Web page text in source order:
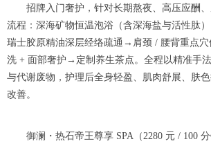
招牌入门奢护，针对长期熬夜、高压应酬、
流程：深海矿物恒温泡浴（含深海盐与活性肽
瑞士胶原精油深层经络疏通→肩颈 / 腰背重点
洗 + 面部奢护→定制养生茶点。全程以精准手
与代谢废物，护理后全身轻盈、肌肉舒展、肤
改善。
御澜・热石帝王尊享 SPA（2280 元 / 100 分